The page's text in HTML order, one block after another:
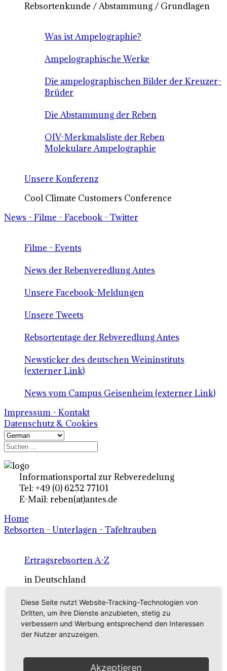
Rebsortenkunde / Abstammung / Grundlagen
Was ist Ampelographie?
Ampelographische Werke
Die ampelographischen Bilder der Kreuzer-
Brüder
Die Abstammung der Reben
OIV-Merkmalsliste der Reben
Molekulare Ampelographie
Unsere Konferenz
Cool Climate Customers Conference
News - Filme - Facebook - Twitter
Filme - Events
News der Rebenveredlung Antes
Unsere Facebook-Meldungen
Unsere Tweets
Rebsortentage der Rebveredlung Antes
Newsticker des deutschen Weininstituts
(externer Link)
News vom Campus Geisenheim (externer Link)
Impressum - Kontakt
Datenschutz & Cookies
Informationsportal zur Rebveredelung
Tel: +49 (0) 6252 77101
E-Mail: reben(at)antes.de
Home
Rebsorten - Unterlagen - Tafeltrauben
Ertragsrebsorten A-Z
in Deutschland
Rebsorten international
externe Links
Tafeltraubensorten
Diese Seite nutzt Website-Tracking-Technologien von
Dritten, um ihre Dienste anzubieten, stetig zu
verbessern und Werbung entsprechend den Interessen
der Nutzer anzuzeigen.
Akzeptieren